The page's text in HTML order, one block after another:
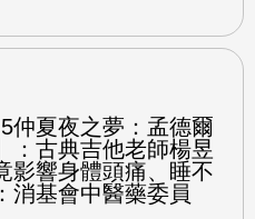
仲夏夜之夢：孟德爾
：古典吉他老師楊昱
影響身體頭痛、睡不
消基會中醫藥委員